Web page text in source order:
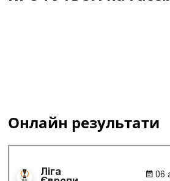
Онлайн результати